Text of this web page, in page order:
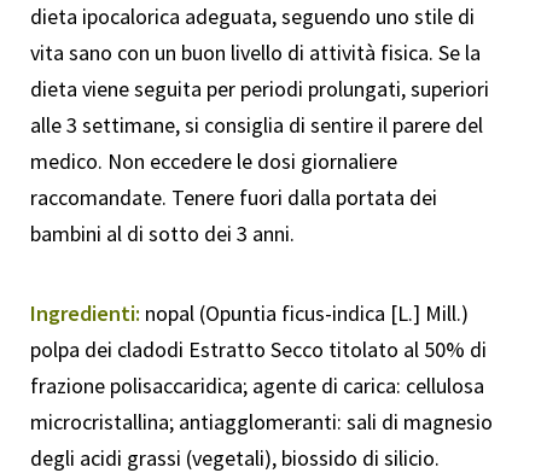
dieta ipocalorica adeguata, seguendo uno stile di
vita sano con un buon livello di attività fisica. Se la
dieta viene seguita per periodi prolungati, superiori
alle 3 settimane, si consiglia di sentire il parere del
medico. Non eccedere le dosi giornaliere
raccomandate. Tenere fuori dalla portata dei
bambini al di sotto dei 3 anni.
Ingredienti: nopal (Opuntia ficus-indica [L.] Mill.)
polpa dei cladodi Estratto Secco titolato al 50% di
frazione polisaccaridica; agente di carica: cellulosa
microcristallina; antiagglomeranti: sali di magnesio
degli acidi grassi (vegetali), biossido di silicio.